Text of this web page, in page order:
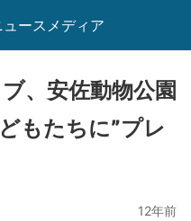
ュースメディア
、安佐動物公園
もたちに”プレ
12年前